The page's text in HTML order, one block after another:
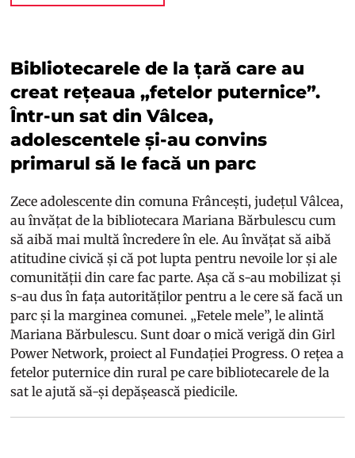
Bibliotecarele de la țară care au
creat rețeaua „fetelor puternice”.
Într-un sat din Vâlcea,
adolescentele și-au convins
primarul să le facă un parc
Zece adolescente din comuna Frâncești, județul Vâlcea,
au învățat de la bibliotecara Mariana Bărbulescu cum
să aibă mai multă încredere în ele. Au învățat să aibă
atitudine civică și că pot lupta pentru nevoile lor și ale
comunității din care fac parte. Așa că s-au mobilizat și
s-au dus în fața autorităților pentru a le cere să facă un
parc și la marginea comunei. „Fetele mele”, le alintă
Mariana Bărbulescu. Sunt doar o mică verigă din Girl
Power Network, proiect al Fundației Progress. O rețea a
fetelor puternice din rural pe care bibliotecarele de la
sat le ajută să-și depășească piedicile.